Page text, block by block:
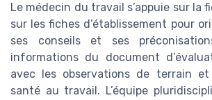
Le médecin du travail s’appuie sur la
sur les fiches d’établissement pour
ses conseils et ses
informations du document
avec les observations de terrain
santé au travail. L’équipe